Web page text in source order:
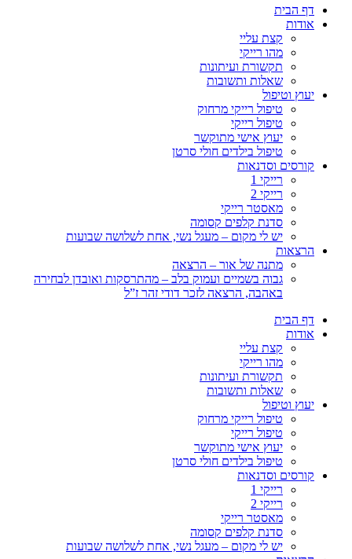
דף הבית
אודות
קצת עליי
מהו רייקי
תקשורת ועיתונות
שאלות ותשובות
יעוץ וטיפול
טיפול רייקי מרחוק
טיפול רייקי
יעוץ אישי מתוקשר
טיפול בילדים חולי סרטן
קורסים וסדנאות
רייקי 1
רייקי 2
מאסטר רייקי
סדנת קלפים קסומה
יש לי מקום – מעגל נשי, אחת לשלושה שבועות
הרצאות
מתנה של אור – הרצאה
גבוה בשמיים ועמוק בלב – מהתרסקות ואובדן לבחירה
באהבה, הרצאה לזכר דודי זהר ז”ל
דף הבית
אודות
קצת עליי
מהו רייקי
תקשורת ועיתונות
שאלות ותשובות
יעוץ וטיפול
טיפול רייקי מרחוק
טיפול רייקי
יעוץ אישי מתוקשר
טיפול בילדים חולי סרטן
קורסים וסדנאות
רייקי 1
רייקי 2
מאסטר רייקי
סדנת קלפים קסומה
יש לי מקום – מעגל נשי, אחת לשלושה שבועות